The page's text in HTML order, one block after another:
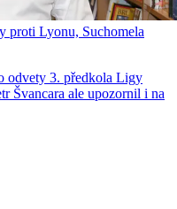
proti Lyonu, Suchomela
odvety 3. předkola Ligy
Švancara ale upozornil i na